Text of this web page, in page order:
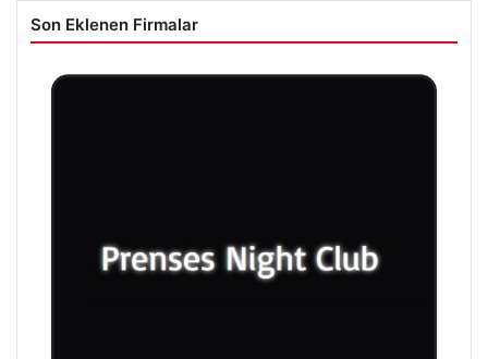
Son Eklenen Firmalar